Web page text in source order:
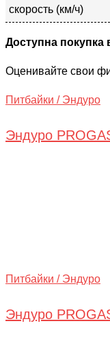
скорость (км/ч)
Доступна покупка
Оценивайте свои
Питбайки / Эндуро
Эндуро
Питбайки / Эндуро
Эндуро